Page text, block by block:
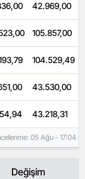
42.969,00
105.857,00
104.529,49
43.530,00
43.218,31
05 Ağu - 17:04
Değişim